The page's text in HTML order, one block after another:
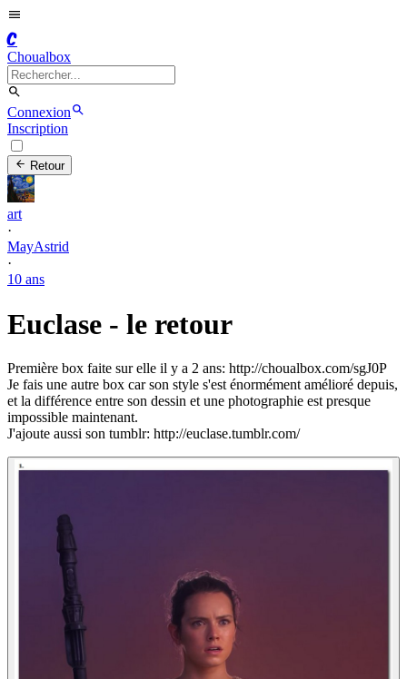
C
Choualbox
Connexion
Inscription
Retour
art
·
MayAstrid
·
10 ans
Euclase - le retour
Première box faite sur elle il y a 2 ans: http://choualbox.com/sgJ0P
Je fais une autre box car son style s'est énormément amélioré depuis,
et la différence entre son dessin et une photographie est presque
impossible maintenant.
J'ajoute aussi son tumblr: http://euclase.tumblr.com/